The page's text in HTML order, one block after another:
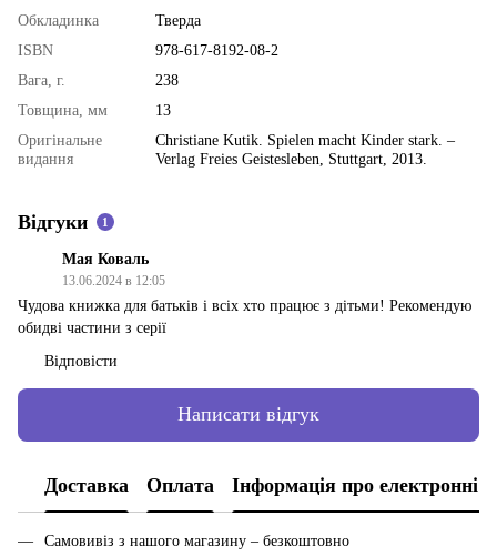
Обкладинка
Тверда
ISBN
978-617-8192-08-2
Вага, г.
238
Товщина, мм
13
Оригінальне
видання
Christiane Kutik. Spielen macht Kinder stark. –
Verlag Freies Geistesleben, Stuttgart, 2013.
Відгуки 1
Мая Коваль
13.06.2024 в 12:05
Чудова книжка для батьків і всіх хто працює з дітьми! Рекомендую
обидві частини з серії
Відповісти
Написати відгук
Доставка Оплата Інформація про електронні
Самовивіз з нашого магазину – безкоштовно